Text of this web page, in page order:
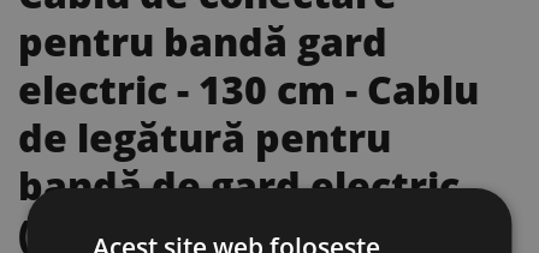
pentru bandă gard
electric - 130 cm - Cablu
de legătură pentru
bandă de gard electric
(130 cm)